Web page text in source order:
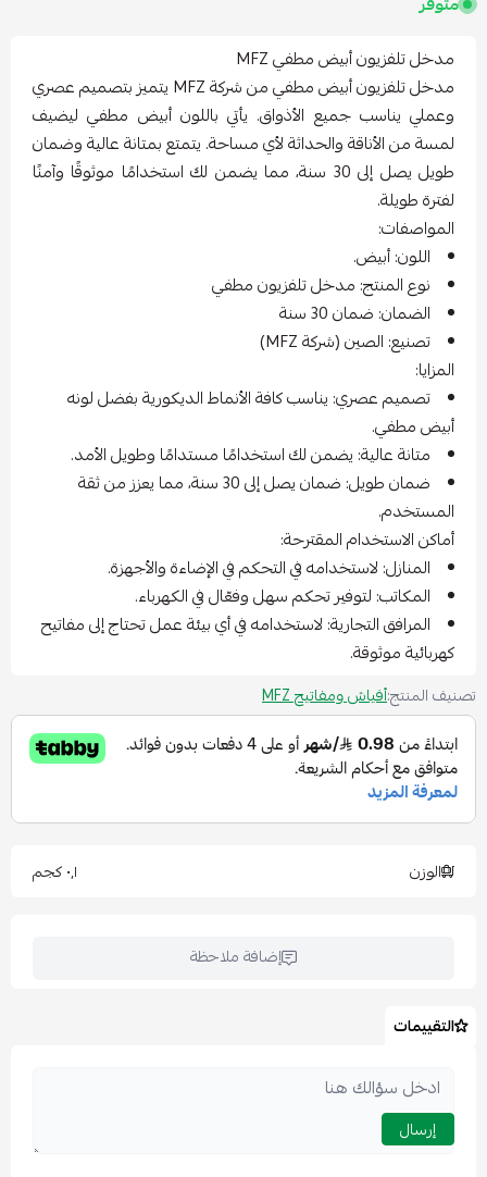
مدخل تلفزيون أبيض مطفي MFZ
مدخل تلفزيون أبيض مطفي من شركة MFZ يتميز بتصميم عصري
وعملي يناسب جميع الأذواق. يأتي باللون أبيض مطفي ليضيف
لمسة من الأناقة والحداثة لأي مساحة. يتمتع بمتانة عالية وضمان
طويل يصل إلى 30 سنة، مما يضمن لك استخدامًا موثوقًا وآمنًا
لفترة طويلة.
المواصفات:
اللون: أبيض.
نوع المنتج: مدخل تلفزيون مطفي
الضمان: ضمان 30 سنة
تصنيع: الصين (شركة MFZ)
المزايا:
تصميم عصري: يناسب كافة الأنماط الديكورية بفضل لونه
أبيض مطفي.
متانة عالية: يضمن لك استخدامًا مستدامًا وطويل الأمد.
ضمان طويل: ضمان يصل إلى 30 سنة، مما يعزز من ثقة
المستخدم.
أماكن الاستخدام المقترحة:
المنازل: لاستخدامه في التحكم في الإضاءة والأجهزة.
المكاتب: لتوفير تحكم سهل وفعّال في الكهرباء.
المرافق التجارية: لاستخدامه في أي بيئة عمل تحتاج إلى مفاتيح
كهربائية موثوقة.
تصنيف المنتج:أفياش ومفاتيح MFZ
الوزن ٠٫١ كجم
إضافة ملاحظة
التقييمات
إرسال